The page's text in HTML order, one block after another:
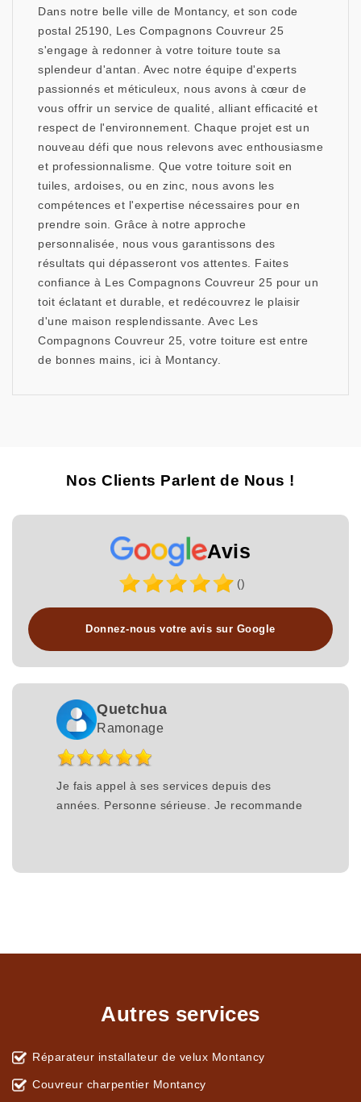
Dans notre belle ville de Montancy, et son code
postal 25190, Les Compagnons Couvreur 25
s'engage à redonner à votre toiture toute sa
splendeur d'antan. Avec notre équipe d'experts
passionnés et méticuleux, nous avons à cœur de
vous offrir un service de qualité, alliant efficacité et
respect de l'environnement. Chaque projet est un
nouveau défi que nous relevons avec enthousiasme
et professionnalisme. Que votre toiture soit en
tuiles, ardoises, ou en zinc, nous avons les
compétences et l'expertise nécessaires pour en
prendre soin. Grâce à notre approche
personnalisée, nous vous garantissons des
résultats qui dépasseront vos attentes. Faites
confiance à Les Compagnons Couvreur 25 pour un
toit éclatant et durable, et redécouvrez le plaisir
d'une maison resplendissante. Avec Les
Compagnons Couvreur 25, votre toiture est entre
de bonnes mains, ici à Montancy.
Nos Clients Parlent de Nous !
Avis
()
Donnez-nous votre avis sur Google
Quetchua
Ramonage
Je fais appel à ses services depuis des
années. Personne sérieuse. Je recommande
Autres services
Réparateur installateur de velux Montancy
Couvreur charpentier Montancy